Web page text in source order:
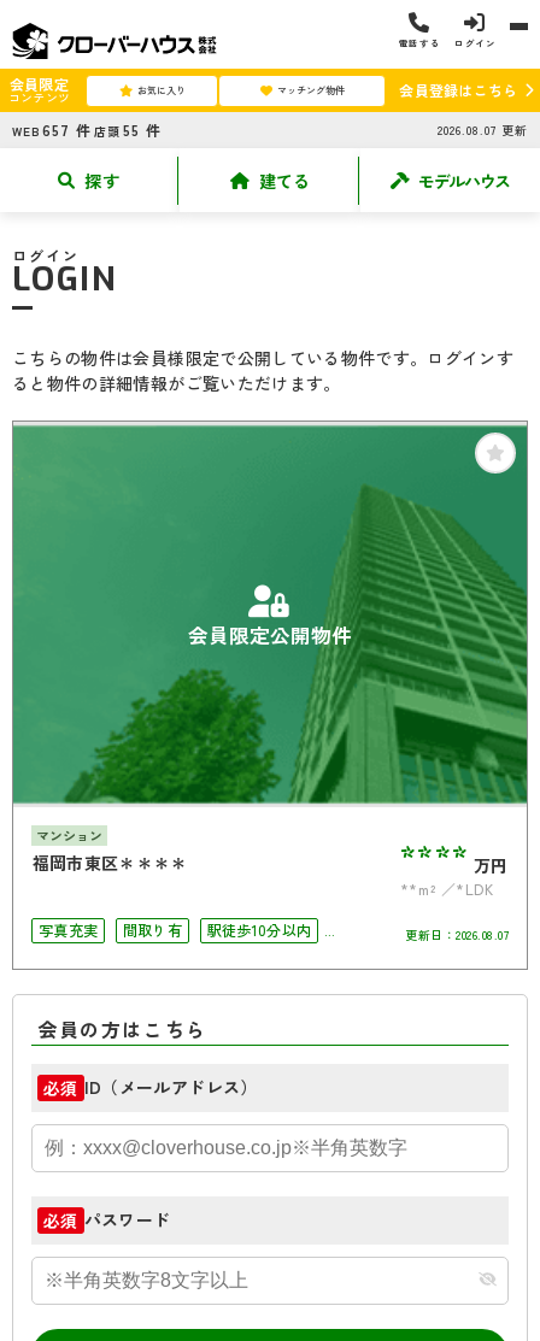
電話する ログイン
会員限定
コンテンツ お気に入り マッチング物件 会員登録はこちら
WEB 657 件 店頭 55 件 2026.08.07 更新
探す 建てる モデルハウス
ログイン
LOGIN
こちらの物件は会員様限定で公開している物件です。ログインす
ると物件の詳細情報がご覧いただけます。
会員限定公開物件
マンション
福岡市東区＊＊＊＊ **** 万円
**m²
*LDK
写真充実
間取り有
駅徒歩10分以内
オール電化
更新日： 2026.08.07
会員の方はこちら
必須 ID（メールアドレス）
必須 パスワード